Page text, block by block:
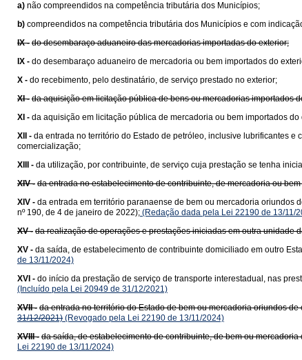
a) não compreendidos na competência tributária dos Municípios;
b) compreendidos na competência tributária dos Municípios e com
IX - do desembaraço aduaneiro das mercadorias importadas do exterior;
IX - do desembaraço aduaneiro de mercadoria ou bem importados do
X - do recebimento, pelo destinatário, de serviço prestado no exterior;
XI - da aquisição em licitação pública de bens ou mercadorias importados
XI - da aquisição em licitação pública de mercadoria ou bem importados
XII - da entrada no território do Estado de petróleo, inclusive lubrificantes
comercialização;
XIII - da utilização, por contribuinte, de serviço cuja prestação se tenha
XIV - da entrada no estabelecimento de contribuinte, de mercadoria ou
XIV - da entrada em território paranaense de bem ou mercadoria oriundos
nº 190, de 4 de janeiro de 2022); (Redação dada pela Lei 22190 de 13/11/
XV - da realização de operações e prestações iniciadas em outra unidade
XV - da saída, de estabelecimento de contribuinte domiciliado em outro
de 13/11/2024)
XVI - do início da prestação de serviço de transporte interestadual, nas
(Incluído pela Lei 20949 de 31/12/2021)
XVII - da entrada no território do Estado de bem ou mercadoria oriundos
31/12/2021) (Revogado pela Lei 22190 de 13/11/2024)
XVIII - da saída, de estabelecimento de contribuinte, de bem ou
Lei 22190 de 13/11/2024)